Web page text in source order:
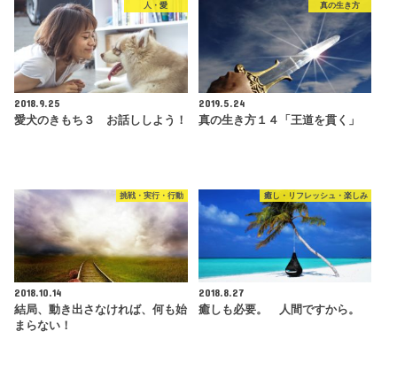
人・愛
2018.9.25
愛犬のきもち３ お話ししよう！
真の生き方
2019.5.24
真の生き方１４「王道を貫く」
挑戦・実行・行動
2018.10.14
結局、動き出さなければ、何も始
まらない！
癒し・リフレッシュ・楽しみ
2018.8.27
癒しも必要。 人間ですから。